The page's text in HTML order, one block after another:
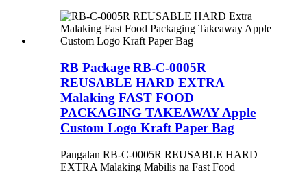
RB Package RB-C-0005R
REUSABLE HARD EXTRA
Malaking FAST FOOD
PACKAGING TAKEAWAY Apple
Custom Logo Kraft Paper Bag
Pangalan RB-C-0005R REUSABLE HARD
EXTRA Malaking Mabilis na Fast Food